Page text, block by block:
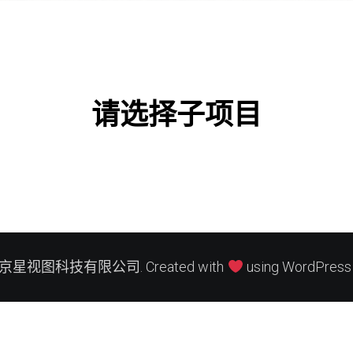
请选择子项目
星视图科技有限公司. Created with using WordPress